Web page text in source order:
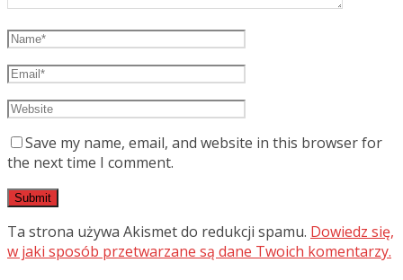
Save my name, email, and website in this browser for
the next time I comment.
Ta strona używa Akismet do redukcji spamu. Dowiedz się,
w jaki sposób przetwarzane są dane Twoich komentarzy.